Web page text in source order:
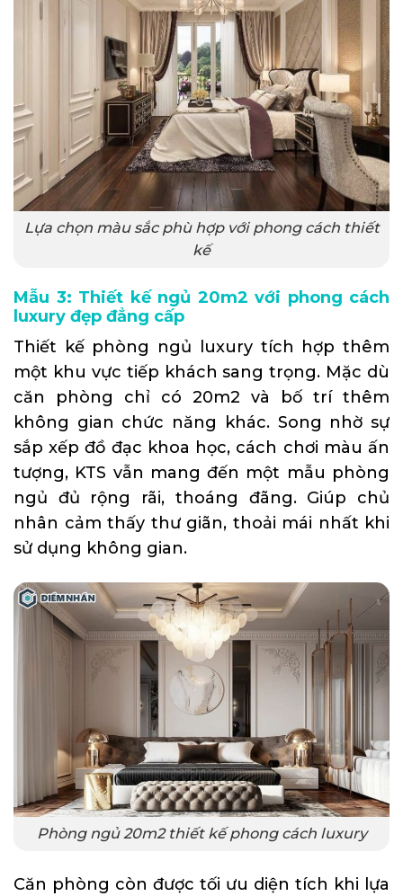
Lựa chọn màu sắc phù hợp với phong cách thiết
kế
Mẫu 3: Thiết kế ngủ 20m2 với phong cách
luxury đẹp đẳng cấp
Thiết kế phòng ngủ luxury tích hợp thêm
một khu vực tiếp khách sang trọng. Mặc dù
căn phòng chỉ có 20m2 và bố trí thêm
không gian chức năng khác. Song nhờ sự
sắp xếp đồ đạc khoa học, cách chơi màu ấn
tượng, KTS vẫn mang đến một mẫu phòng
ngủ đủ rộng rãi, thoáng đãng. Giúp chủ
nhân cảm thấy thư giãn, thoải mái nhất khi
sử dụng không gian.
Phòng ngủ 20m2 thiết kế phong cách luxury
Căn phòng còn được tối ưu diện tích khi lựa